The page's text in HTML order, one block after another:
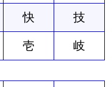
快 技
壱 岐